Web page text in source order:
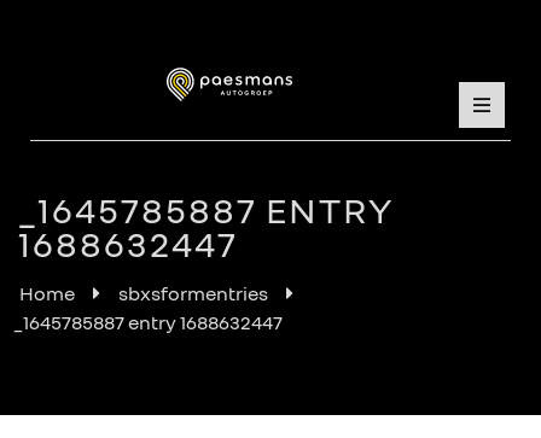
_1645785887 ENTRY
1688632447
Home
sbxsformentries
_1645785887 entry 1688632447